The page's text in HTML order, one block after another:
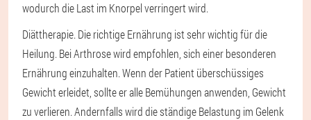
wodurch die Last im Knorpel verringert wird.
Diättherapie. Die richtige Ernährung ist sehr wichtig für die
Heilung. Bei Arthrose wird empfohlen, sich einer besonderen
Ernährung einzuhalten. Wenn der Patient überschüssiges
Gewicht erleidet, sollte er alle Bemühungen anwenden, Gewicht
zu verlieren. Andernfalls wird die ständige Belastung im Gelenk